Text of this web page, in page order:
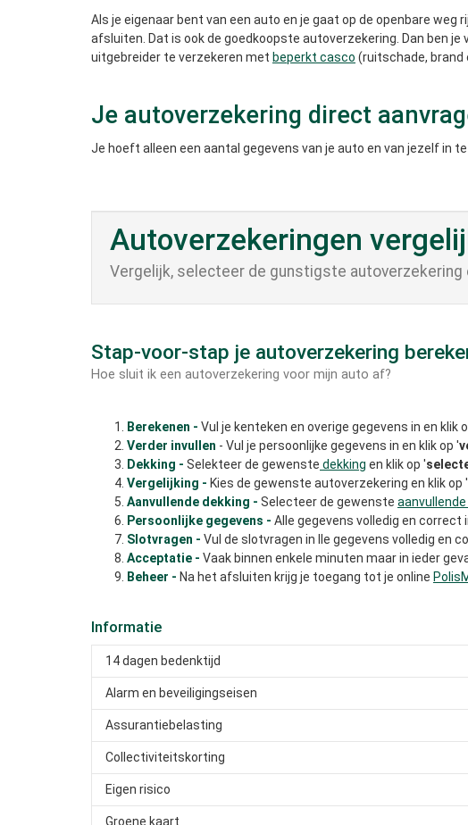
Als je eigenaar bent van een auto en je gaat op de openbare
afsluiten. Dat is ook de goedkoopste autoverzekering. Dan ben
uitgebreider te verzekeren met beperkt casco (ruitschade,
Je autoverzekering direct
Je hoeft alleen een aantal gegevens van je auto en van jezelf in
Autoverzekeringen
Vergelijk, selecteer de gunstigste autoverzekering
Stap-voor-stap je autoverzekering
Hoe sluit ik een autoverzekering voor mijn auto af?
Berekenen - Vul je kenteken en overige gegevens in en klik
Verder invullen - Vul je persoonlijke gegevens in en klik op '
Dekking - Selekteer de gewenste dekking en klik op '
Vergelijking - Kies de gewenste autoverzekering en klik op '
Aanvullende dekking - Selecteer de gewenste
Persoonlijke gegevens - Alle gegevens volledig en correct
Slotvragen - Vul de slotvragen in lle gegevens volledig en
Acceptatie - Vaak binnen enkele minuten maar in ieder
Beheer - Na het afsluiten krijg je toegang tot je online
Informatie
14 dagen bedenktijd
Alarm en beveiligingseisen
Assurantiebelasting
Collectiviteitskorting
Eigen risico
Groene kaart